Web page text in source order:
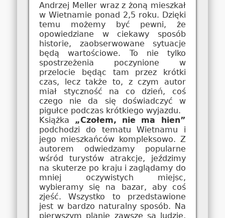
Andrzej Meller wraz z żoną mieszkał
w Wietnamie ponad 2,5 roku. Dzięki
temu możemy być pewni, że
opowiedziane w ciekawy sposób
historie, zaobserwowane sytuacje
będą wartościowe. To nie tylko
spostrzeżenia poczynione w
przelocie będąc tam przez krótki
czas, lecz także to, z czym autor
miał styczność na co dzień, coś
czego nie da się doświadczyć w
pigułce podczas krótkiego wyjazdu.
Książka „Czołem, nie ma hien”
podchodzi do tematu Wietnamu i
jego mieszkańców kompleksowo. Z
autorem odwiedzamy popularne
wśród turystów atrakcje, jeździmy
na skuterze po kraju i zaglądamy do
mniej oczywistych miejsc,
wybieramy się na bazar, aby coś
zjeść. Wszystko to przedstawione
jest w bardzo naturalny sposób. Na
pierwszym planie zawsze są ludzie,